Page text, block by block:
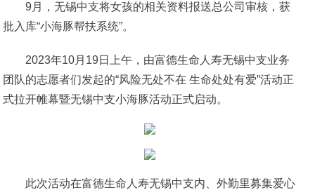
9月，无锡中支将女孩的相关资料报送总公司审核，获
批入库“小海豚帮扶系统”。
2023年10月19日上午，由富德生命人寿无锡中支业务
团队的志愿者们发起的“风险无处不在 生命处处有爱”活动正
式拉开帷幕暨无锡中支小海豚活动正式启动。
此次活动在富德生命人寿无锡中支内、外勤里募集爱心